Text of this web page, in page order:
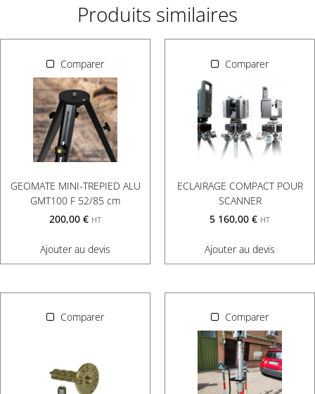
Produits similaires
Comparer
GEOMATE MINI-TREPIED ALU
GMT100 F 52/85 cm
200,00 € HT
Ajouter au devis
Comparer
ECLAIRAGE COMPACT POUR
SCANNER
5 160,00 € HT
Ajouter au devis
Comparer Comparer